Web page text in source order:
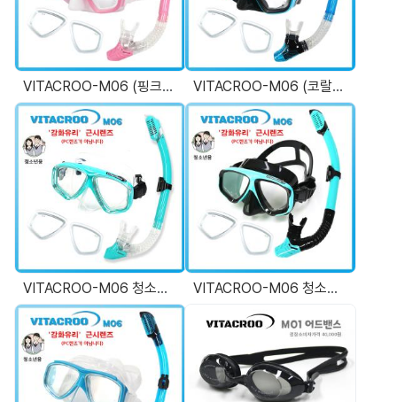
VITACROO-M06 (핑크) 도수스노쿨링마스크 도수용다이빙마스크 좌우도수짝알 주문가능 익일도착 VITACROO-M06 (코랄블루) 도수스노쿨링마스크 도수용다이빙마스크 좌우도수짝알 주문가능 익일도착
VITACROO-M06 청소년용 (클리어민트) 도수스노쿨링마스크 도수용다이빙마스크 좌우도수짝알 주문가능 익일도착 VITACROO-M06 청소년용 (민트블루) 도수스노쿨링마스크 도수용다이빙마스크 좌우도수짝알 주문가능 익일도착